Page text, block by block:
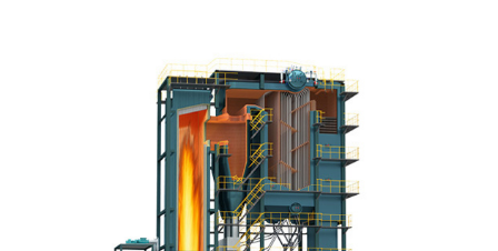
продукта: 20-75 т/ч Температура на выходе...